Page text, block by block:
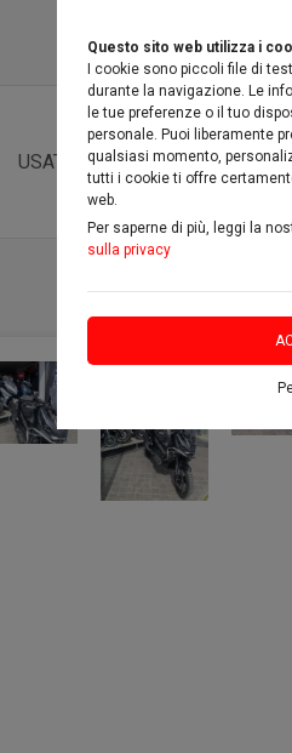
Questo sito web utilizza i
I cookie sono piccoli file di
durante la navigazione. Le
le tue preferenze o il tuo
personale. Puoi liberamente
qualsiasi momento,
tutti i cookie ti offre
web.
Per saperne di più, leggi la
sulla privacy
USATO RICAMBI &